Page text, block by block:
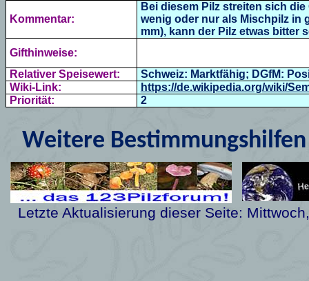
Kommentar:
Bei diesem Pilz streiten sich
wenig oder nur als Mischpilz in
mm), kann der Pilz etwas bitter
Gifthinweise:
Relativer Speisewert:
Schweiz: Marktfähig; DGfM:
Wiki-Link:
https://de.wikipedia.org/wiki/
Priorität:
2
Weitere
Letzte Aktualisierung dieser Seite: